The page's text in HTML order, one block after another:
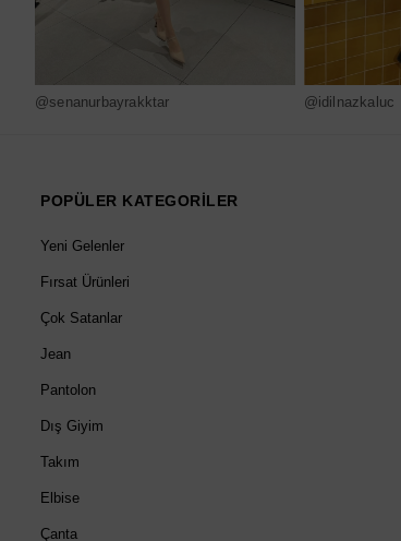
@senanurbayrakktar @idilnazkaluc
POPÜLER KATEGORİLER
Yeni Gelenler
Fırsat Ürünleri
Çok Satanlar
Jean
Pantolon
Dış Giyim
Takım
Elbise
Çanta